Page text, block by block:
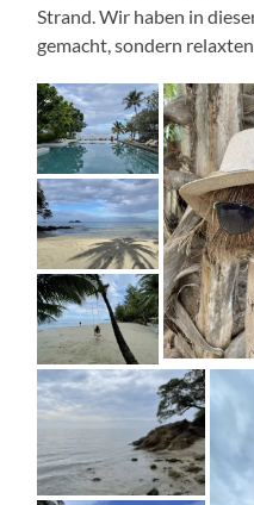
Strand. Wir haben in
gemacht, sondern